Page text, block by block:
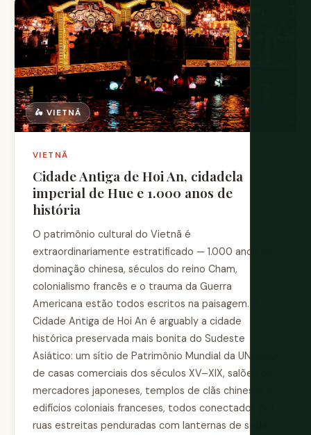
🛵 VIETNÃ
VIETNÃ
Cidade Antiga de Hoi An, cidadela
imperial de Hue e 1.000 anos de
história
O patrimônio cultural do Vietnã é
extraordinariamente estratificado — 1.000 anos de
dominação chinesa, séculos do reino Cham,
colonialismo francês e o trauma da Guerra
Americana estão todos escritos na paisagem. A
Cidade Antiga de Hoi An é arguably a cidade
histórica preservada mais bonita do Sudeste
Asiático: um sítio de Patrimônio Mundial da UNESCO
de casas comerciais dos séculos XV–XIX, salões de
mercadores japoneses, templos de clãs chineses e
edifícios coloniais franceses, todos conectados por
ruas estreitas penduradas com lanternas de seda,